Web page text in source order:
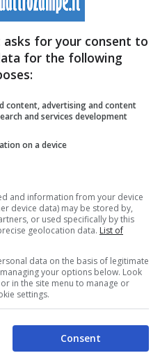
non resterà senza
for your consent to
for the following
content, advertising and content
and services development
on a device
and information from your device
device data) may be stored by,
or used specifically by this
geolocation data. List of
data on the basis of legitimate
your options below. Look
in the site menu to manage or
settings.
Consent